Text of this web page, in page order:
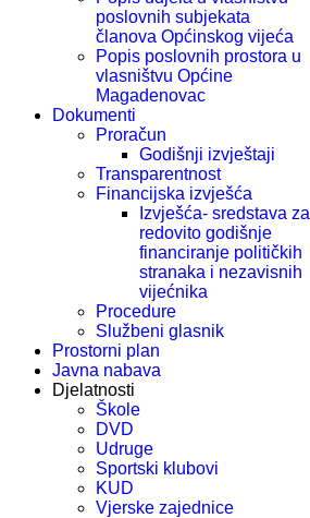
poslovnih subjekata
članova Općinskog vijeća
Popis poslovnih prostora u
vlasništvu Općine
Magadenovac
Dokumenti
Proračun
Godišnji izvještaji
Transparentnost
Financijska izvješća
Izvješća- sredstava za
redovito godišnje
financiranje političkih
stranaka i nezavisnih
vijećnika
Procedure
Službeni glasnik
Prostorni plan
Javna nabava
Djelatnosti
Škole
DVD
Udruge
Sportski klubovi
KUD
Vjerske zajednice